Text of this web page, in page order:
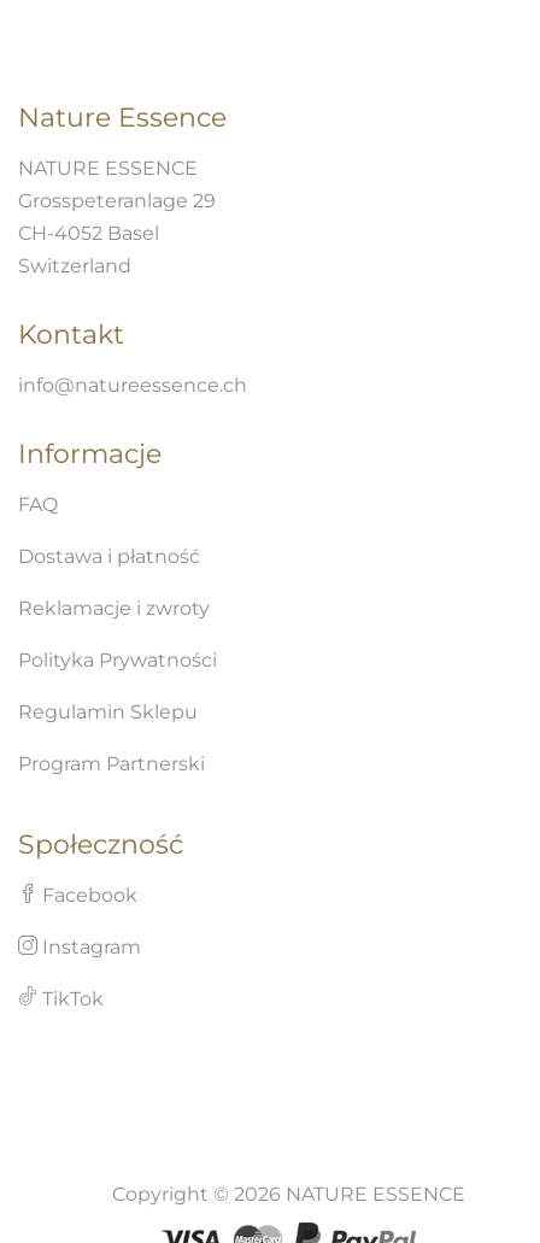
Nature Essence
NATURE ESSENCE
Grosspeteranlage 29
CH-4052 Basel
Switzerland
Kontakt
info@natureessence.ch
Informacje
FAQ
Dostawa i płatność
Reklamacje i zwroty
Polityka Prywatności
Regulamin Sklepu
Program Partnerski
Społeczność
Facebook
Instagram
TikTok
Copyright © 2026 NATURE ESSENCE